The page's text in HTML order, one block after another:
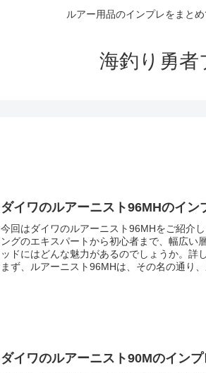
ルアー用品のインプレをまとめ
海釣り勇者
ダイワのルアーニスト96MHのイン
今回はダイワのルアーニスト96MHをご紹介
ングのエキスパートから初心者まで、幅広い
ッドにはどんな魅力があるのでしょうか。詳
まず、ルアーニスト96MHは、その名の通り、
ダイワのルアーニスト90Mのイン